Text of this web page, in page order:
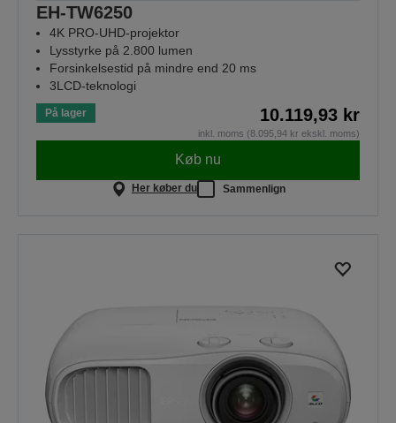
EH-TW6250
4K PRO-UHD-projektor
Lysstyrke på 2.800 lumen
Forsinkelsestid på mindre end 20 ms
3LCD-teknologi
På lager 10.119,93 kr
inkl. moms (8.095,94 kr ekskl. moms)
Køb nu
Her køber du Sammenlign